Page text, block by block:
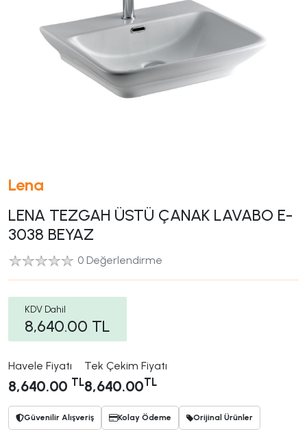
Lena
LENA TEZGAH ÜSTÜ ÇANAK LAVABO E-
3038 BEYAZ
0 Değerlendirme
KDV Dahil
8,640.00 TL
Havele Fiyatı
8,640.00 TL
Tek Çekim Fiyatı
8,640.00TL
Güvenilir Alışveriş Kolay Ödeme Orijinal Ürünler